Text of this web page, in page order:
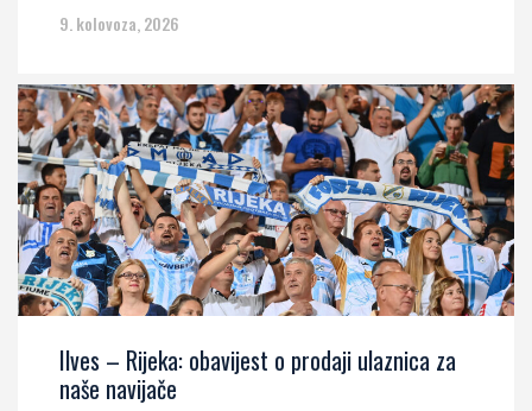
9. kolovoza, 2026
Ilves – Rijeka: obavijest o prodaji ulaznica za
naše navijače